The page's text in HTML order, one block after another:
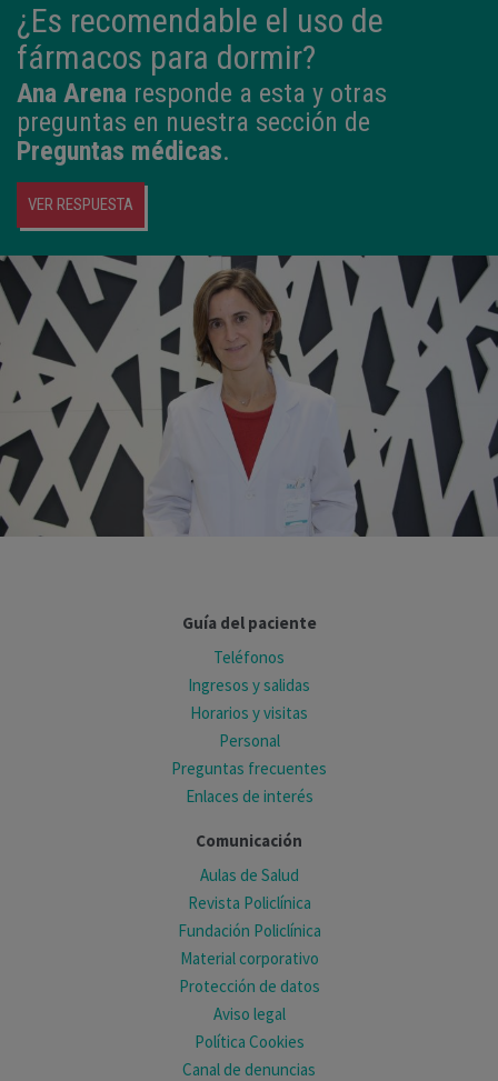
¿Es recomendable el uso de
fármacos para dormir?
Ana Arena responde a esta y otras
preguntas en nuestra sección de
Preguntas médicas.
VER RESPUESTA
Guía del paciente
Teléfonos
Ingresos y salidas
Horarios y visitas
Personal
Preguntas frecuentes
Enlaces de interés
Comunicación
Aulas de Salud
Revista Policlínica
Fundación Policlínica
Material corporativo
Protección de datos
Aviso legal
Política Cookies
Canal de denuncias